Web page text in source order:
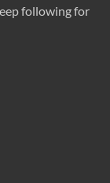
following for